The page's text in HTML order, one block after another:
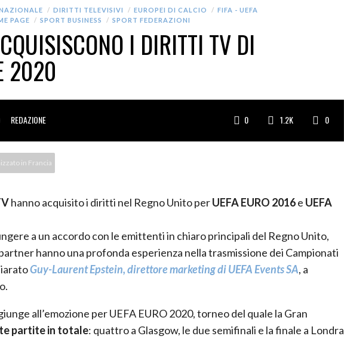
DIRITTI TELEVISIVI EUROPEI DI CALCIO
FIFA - UEFA
PAGE SPORT BUSINESS SPORT FEDERAZIONI
I DIRITTI TV DI
2020
REDAZIONE 0 1.2K 0
in Francia
hanno acquisito i diritti nel Regno Unito perUEFA EURO 2016e UEFA
a un accordo con le emittenti in chiaro principali del Regno Unito,
hanno una profonda esperienza nella trasmissione dei Campionati
Guy-Laurent Epstein, direttore marketing di UEFA Events SA, a
all’emozione per UEFA EURO 2020, torneo del quale la Gran
partite in totale: quattro a Glasgow, le due semifinali e la finale a Londra